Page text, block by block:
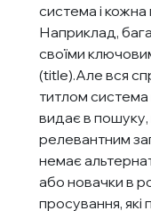
система і
Наприклад,
своїми
(title).Але вся
титлом система
видає в пошуку,
релевантним
немає
або новачки в
просування,